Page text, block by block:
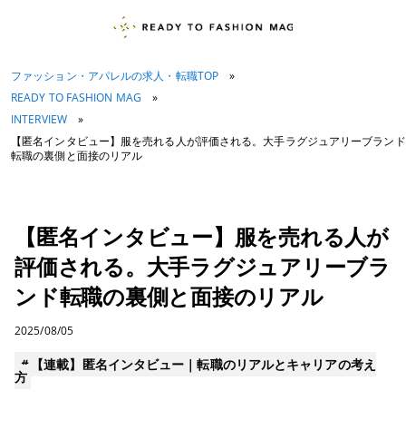
ファッション・アパレルの求人・転職TOP
»
READY TO FASHION MAG
»
INTERVIEW
»
【匿名インタビュー】服を売れる人が評価される。大手ラグジュアリーブランド
転職の裏側と面接のリアル
【匿名インタビュー】服を売れる人が
評価される。大手ラグジュアリーブラ
ンド転職の裏側と面接のリアル
2025/08/05
＃ 【連載】匿名インタビュー｜転職のリアルとキャリアの考え
方